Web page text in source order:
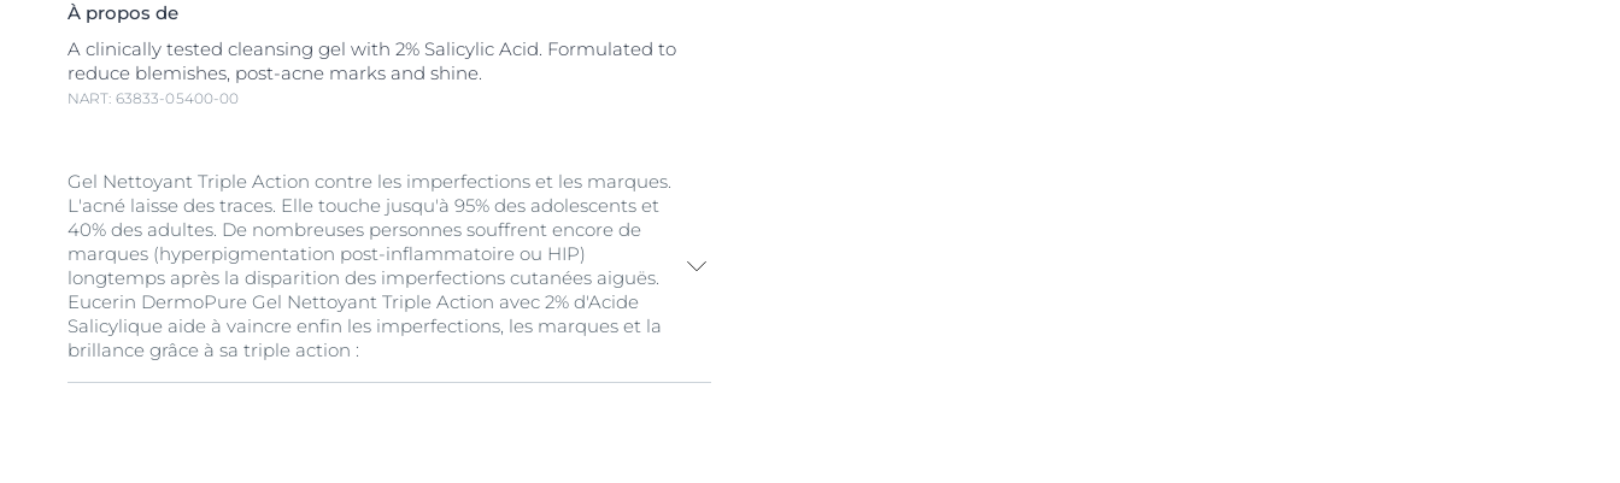
À propos de
A clinically tested cleansing gel with 2% Salicylic Acid. Formulated to
reduce blemishes, post-acne marks and shine.
NART: 63833-05400-00
Gel Nettoyant Triple Action contre les imperfections et les marques.
L'acné laisse des traces. Elle touche jusqu'à 95% des adolescents et
40% des adultes. De nombreuses personnes souffrent encore de
marques (hyperpigmentation post-inflammatoire ou HIP)
longtemps après la disparition des imperfections cutanées aiguës.
Eucerin DermoPure Gel Nettoyant Triple Action avec 2% d'Acide
Salicylique aide à vaincre enfin les imperfections, les marques et la
brillance grâce à sa triple action :